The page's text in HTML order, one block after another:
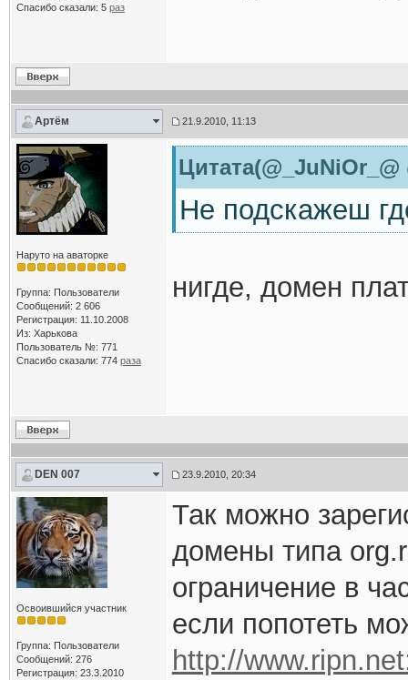
Спасибо сказали: 5 раз
Артём 21.9.2010, 11:13
Наруто на аваторке
Группа: Пользователи
Сообщений: 2 606
Регистрация: 11.10.2008
Из: Харькова
Пользователь №: 771
Спасибо сказали: 774 раза
Не подскажеш
нигде, домен
DEN 007 23.9.2010, 20:34
Освоившийся участник
Группа: Пользователи
Сообщений: 276
Регистрация: 23.3.2010
Так можно
домены типа
ограничение в
если попотеть
http://